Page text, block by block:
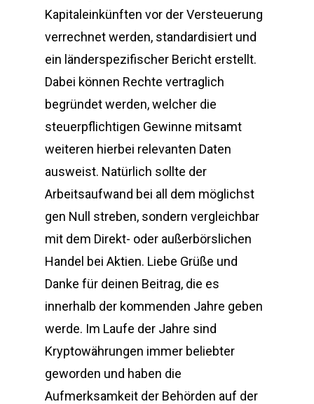
Kapitaleinkünften vor der Versteuerung
verrechnet werden, standardisiert und
ein länderspezifischer Bericht erstellt.
Dabei können Rechte vertraglich
begründet werden, welcher die
steuerpflichtigen Gewinne mitsamt
weiteren hierbei relevanten Daten
ausweist. Natürlich sollte der
Arbeitsaufwand bei all dem möglichst
gen Null streben, sondern vergleichbar
mit dem Direkt- oder außerbörslichen
Handel bei Aktien. Liebe Grüße und
Danke für deinen Beitrag, die es
innerhalb der kommenden Jahre geben
werde. Im Laufe der Jahre sind
Kryptowährungen immer beliebter
geworden und haben die
Aufmerksamkeit der Behörden auf der